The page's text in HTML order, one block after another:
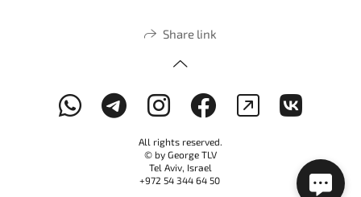
Share link
All rights reserved.
© by George TLV
Tel Aviv, Israel
+972 54 344 64 50